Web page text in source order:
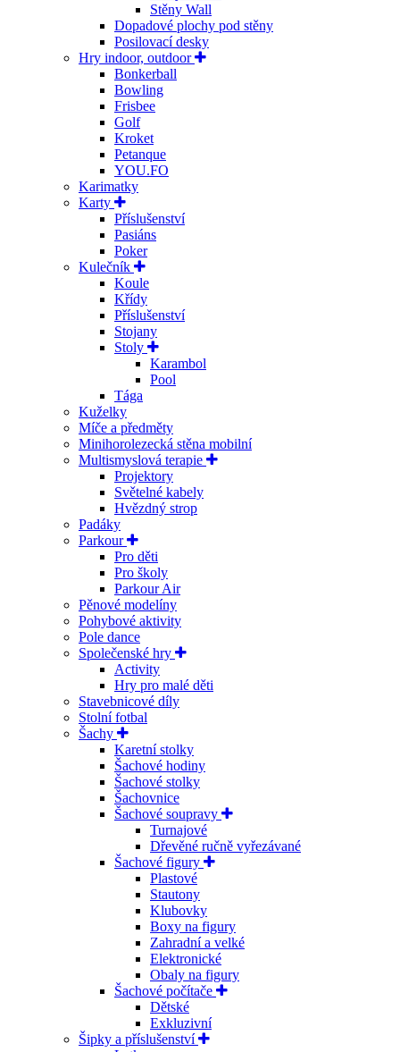
Stěny Wall
Dopadové plochy pod stěny
Posilovací desky
Hry indoor, outdoor
Bonkerball
Bowling
Frisbee
Golf
Kroket
Petanque
YOU.FO
Karimatky
Karty
Příslušenství
Pasiáns
Poker
Kulečník
Koule
Křídy
Příslušenství
Stojany
Stoly
Karambol
Pool
Tága
Kuželky
Míče a předměty
Minihorolezecká stěna mobilní
Multismyslová terapie
Projektory
Světelné kabely
Hvězdný strop
Padáky
Parkour
Pro děti
Pro školy
Parkour Air
Pěnové modelíny
Pohybové aktivity
Pole dance
Společenské hry
Activity
Hry pro malé děti
Stavebnicové díly
Stolní fotbal
Šachy
Karetní stolky
Šachové hodiny
Šachové stolky
Šachovnice
Šachové soupravy
Turnajové
Dřevěné ručně vyřezávané
Šachové figury
Plastové
Stautony
Klubovky
Boxy na figury
Zahradní a velké
Elektronické
Obaly na figury
Šachové počítače
Dětské
Exkluzivní
Šipky a příslušenství